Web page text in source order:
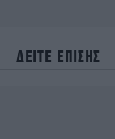
ΔΕΙΤΕ ΕΠΙΣΗΣ